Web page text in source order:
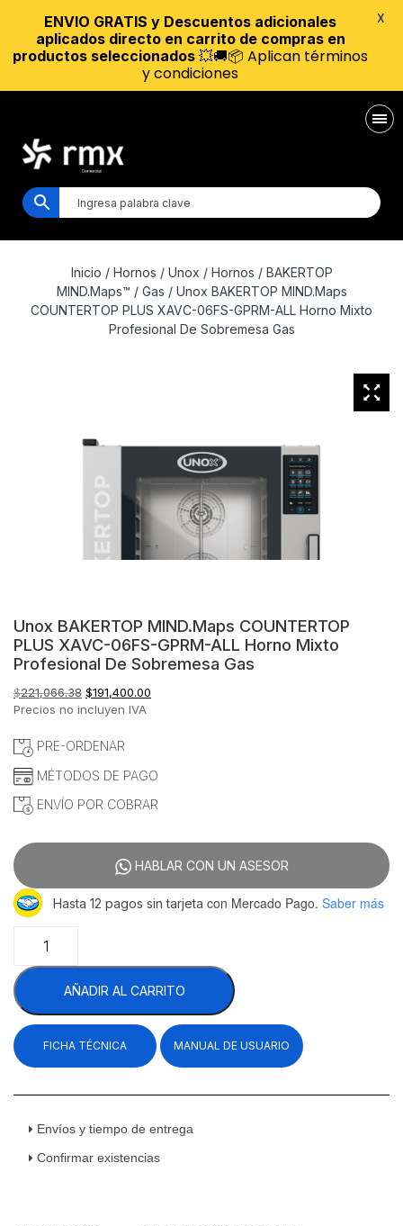
Inicio / Hornos / Unox / Hornos / BAKERTOP
MIND.Maps™ / Gas / Unox BAKERTOP MIND.Maps
COUNTERTOP PLUS XAVC-06FS-GPRM-ALL Horno Mixto
Profesional De Sobremesa Gas
Unox BAKERTOP MIND.Maps COUNTERTOP
PLUS XAVC-06FS-GPRM-ALL Horno Mixto
Profesional De Sobremesa Gas
$221,066.38 El
precio
era:
$191,400.00
Precios no incluyen IVA
PRE-ORDENAR
MÉTODOS DE PAGO
ENVÍO POR COBRAR
HABLAR CON UN ASESOR
Hasta 12 pagos sin tarjeta con Mercado Pago. Saber más
BAKERTOP
MIND.Maps
COUNTERTOP
PLUS
XAVC-
06FS-
GPRM-
Mixto
De
AÑADIR AL CARRITO
FICHA TÉCNICA MANUAL DE USUARIO
Envíos y tiempo de entrega
Confirmar existencias
ENVIO GRATIS y Descuentos adicionales
aplicados directo en carrito de compras en
productos seleccionados 💥🚚📦 Aplican términos
y condiciones
X